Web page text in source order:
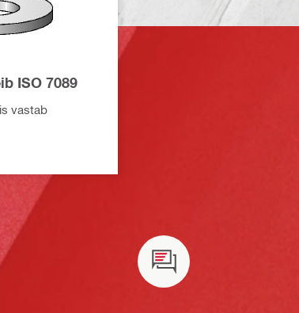
ISO 7089
vastab